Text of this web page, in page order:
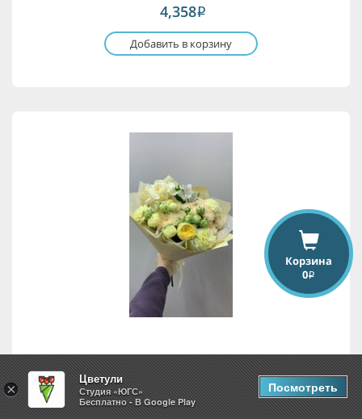
4,358i
Добавить в корзину
Весенняя симфония
Корзина
0i
×
Цветули
Студия «ЮГС»
Бесплатно - В Google Play
Посмотреть